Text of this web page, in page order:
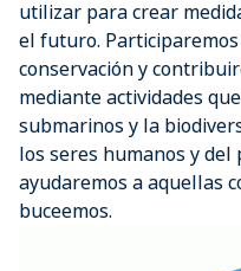
utilizar para crear
el futuro.
conservación y
mediante actividades
submarinos y la
los seres humanos y del
ayudaremos a aquellas
buceemos.